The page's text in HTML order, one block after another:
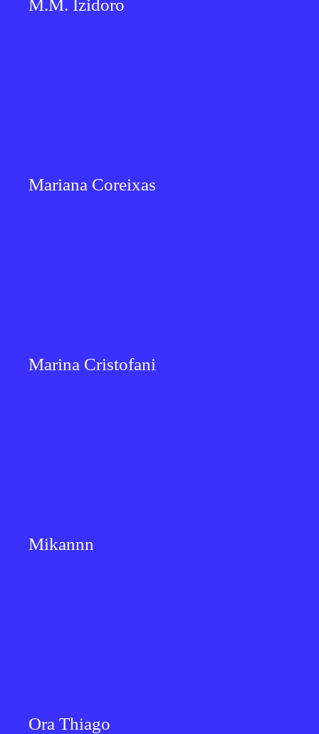
M.M. Izidoro
Mariana Coreixas
Marina Cristofani
Mikannn
Ora Thiago